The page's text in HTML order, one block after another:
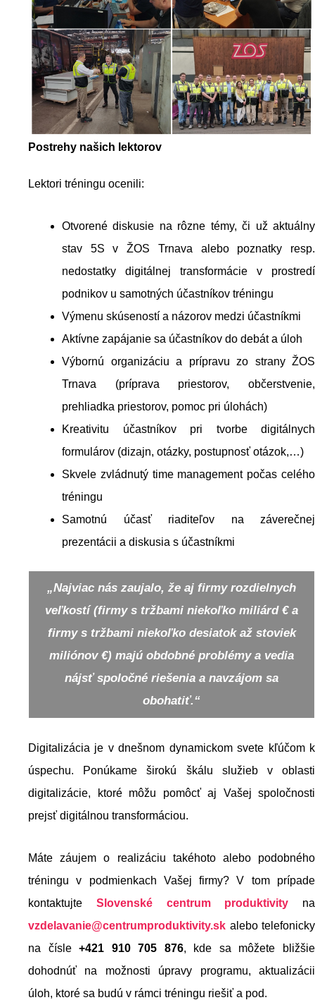
Postrehy našich lektorov
Lektori tréningu ocenili:
Otvorené diskusie na rôzne témy, či už aktuálny
stav 5S v ŽOS Trnava alebo poznatky resp.
nedostatky digitálnej transformácie v prostredí
podnikov u samotných účastníkov tréningu
Výmenu skúseností a názorov medzi účastníkmi
Aktívne zapájanie sa účastníkov do debát a úloh
Výbornú organizáciu a prípravu zo strany ŽOS
Trnava (príprava priestorov, občerstvenie,
prehliadka priestorov, pomoc pri úlohách)
Kreativitu účastníkov pri tvorbe digitálnych
formulárov (dizajn, otázky, postupnosť otázok,…)
Skvele zvládnutý time management počas celého
tréningu
Samotnú účasť riaditeľov na záverečnej
prezentácii a diskusia s účastníkmi
„Najviac nás zaujalo, že aj firmy rozdielnych
veľkostí (firmy s tržbami niekoľko miliárd € a
firmy s tržbami niekoľko desiatok až stoviek
miliónov €) majú obdobné problémy a vedia
nájsť spoločné riešenia a navzájom sa
obohatiť.“
Digitalizácia je v dnešnom dynamickom svete kľúčom k
úspechu. Ponúkame širokú škálu služieb v oblasti
digitalizácie, ktoré môžu pomôcť aj Vašej spoločnosti
prejsť digitálnou transformáciou.
Máte záujem o realizáciu takéhoto alebo podobného
tréningu v podmienkach Vašej firmy? V tom prípade
kontaktujte Slovenské centrum produktivity na
vzdelavanie@centrumproduktivity.sk alebo telefonicky
na čísle+421 910 705 876, kde sa môžete bližšie
dohodnúť na možnosti úpravy programu, aktualizácii
úloh, ktoré sa budú v rámci tréningu riešiť a pod.